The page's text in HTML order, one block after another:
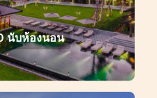
sea view
นับห้องนอน